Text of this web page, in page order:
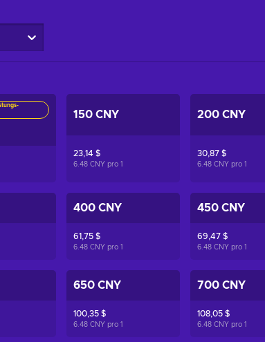
150 CNY
23,14 $
6.48 CNY pro 1
200 CNY
30,87 $
6.48 CNY pro1
400 CNY
61,75 $
6.48 CNY pro 1
450 CNY
69,47 $
6.48 CNY pro1
650 CNY
100,35 $
6.48 CNY pro 1
700 CNY
108,05 $
6.48 CNY pro1